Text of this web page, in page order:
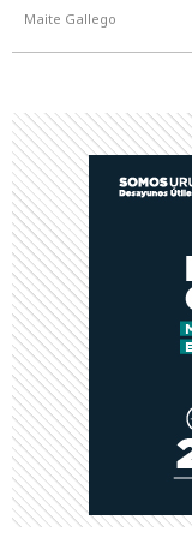
Maite Gallego